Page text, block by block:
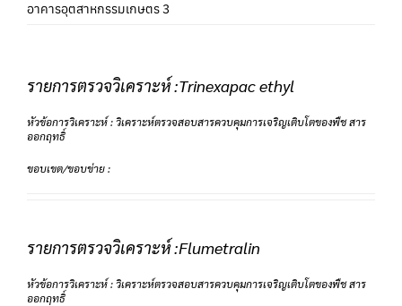
อาคารอุตสาหกรรมเกษตร 3
รายการตรวจวิเคราะห์ :Trinexapac ethyl
หัวข้อการวิเคราะห์ : วิเคราะห์ตรวจสอบสารควบคุมการเจริญเติบโตของพืช สาร
ออกฤทธิ์
ขอบเขต/ขอบข่าย :
รายการตรวจวิเคราะห์ :Flumetralin
หัวข้อการวิเคราะห์ : วิเคราะห์ตรวจสอบสารควบคุมการเจริญเติบโตของพืช สาร
ออกฤทธิ์